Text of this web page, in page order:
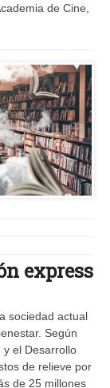
de Cine,
express
sociedad actual
Según
y el Desarrollo
de relieve por
de 25 millones